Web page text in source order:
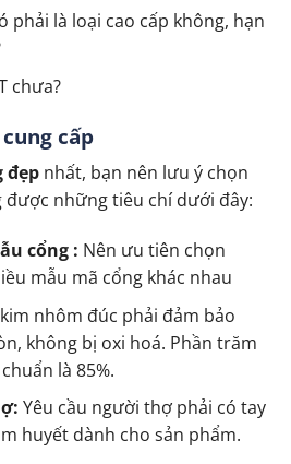
phải là loại cao cấp không, hạn
chưa?
cấp
đẹp nhất, bạn nên lưu ý chọn
được những tiêu chí dưới đây:
cổng : Nên ưu tiên chọn
mẫu mã cổng khác nhau
nhôm đúc phải đảm bảo
không bị oxi hoá. Phần trăm
là 85%.
Yêu cầu người thợ phải có tay
huyết dành cho sản phẩm.